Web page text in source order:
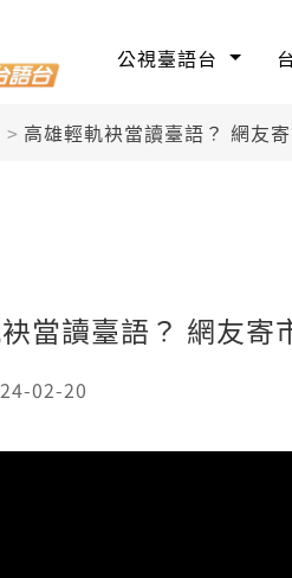
公視臺語台
高雄輕軌袂當讀臺語？ 網友
當讀臺語？ 網友寄
02-20